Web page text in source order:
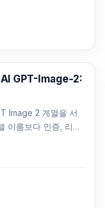
GPT-Image-2:
Image 2 계열을 서
이름보다 인증, 리전,
야 합니다.